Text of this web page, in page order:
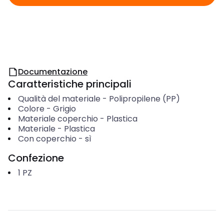
Documentazione
Caratteristiche principali
Qualità del materiale - Polipropilene (PP)
Colore - Grigio
Materiale coperchio - Plastica
Materiale - Plastica
Con coperchio - sì
Confezione
1 PZ